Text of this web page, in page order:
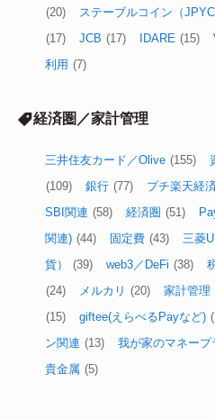
(20)
ステーブルコイン（JPYC
(17)
JCB (17) IDARE (15)
利用 (7)
経済圏／家計管理
三井住友カード／Olive (155)
(109)
銀行 (77) プチ楽天経
SBI関連 (58) 経済圏 (51)
関連) (44) 固定費 (43) 三菱
貨）
(39) web3／DeFi (38)
(24)
メルカリ (20) 家計管理
(15)
giftee(えらべるPayなど)
ン関連 (13) 我が家のマネープ
貴金属 (5)